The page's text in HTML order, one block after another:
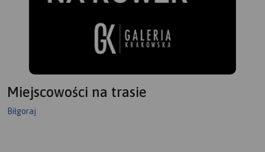
Miejscowości na trasie
Biłgoraj